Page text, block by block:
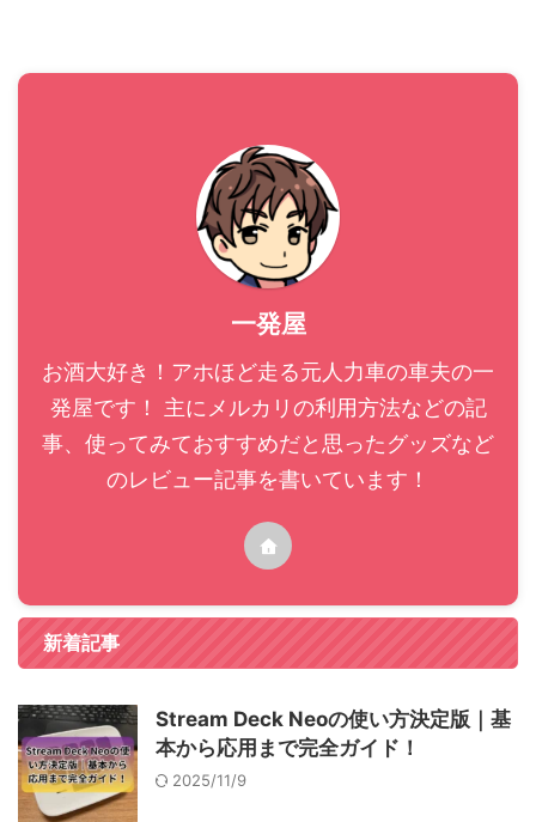
一発屋
お酒大好き！アホほど走る元人力車の車夫の一
発屋です！ 主にメルカリの利用方法などの記
事、使ってみておすすめだと思ったグッズなど
のレビュー記事を書いています！
新着記事
Stream Deck Neoの使い方決定版｜基
本から応用まで完全ガイド！
2025/11/9